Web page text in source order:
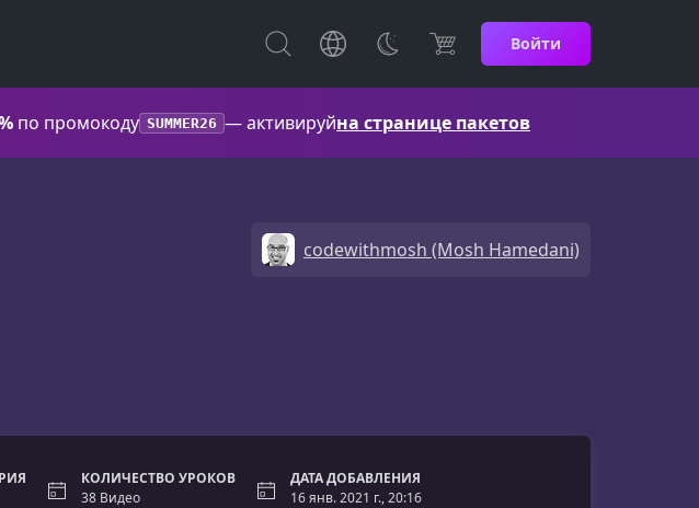
Войти
по промокоду SUMMER26 — активируйна странице пакетов
codewithmosh (Mosh Hamedani)
КОЛИЧЕСТВО УРОКОВ
38 Видео
ДАТА ДОБАВЛЕНИЯ
16 янв. 2021 г., 20:16